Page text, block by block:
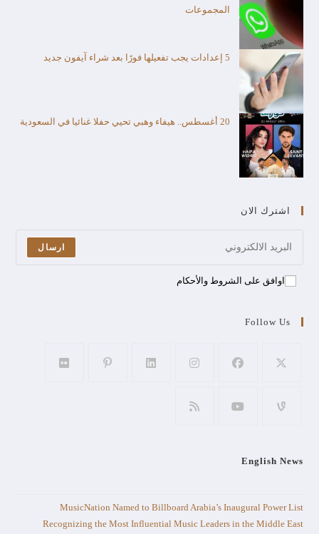
المجموعات
5 إعدادات يجب تفعيلها فورًا بعد شراء آيفون جديد
20 أغسطس.. هيفاء وهبي تحيي حفلا غنائيا في السعودية
اشترك الان
ارسال
اوافق على الشروط والأحكام
Follow Us
English News
MusicNation Named to Billboard Arabia’s Inaugural Power List
Recognizing the Most Influential Music Leaders in the Middle East